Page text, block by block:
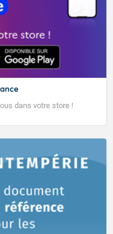
dans votre store !